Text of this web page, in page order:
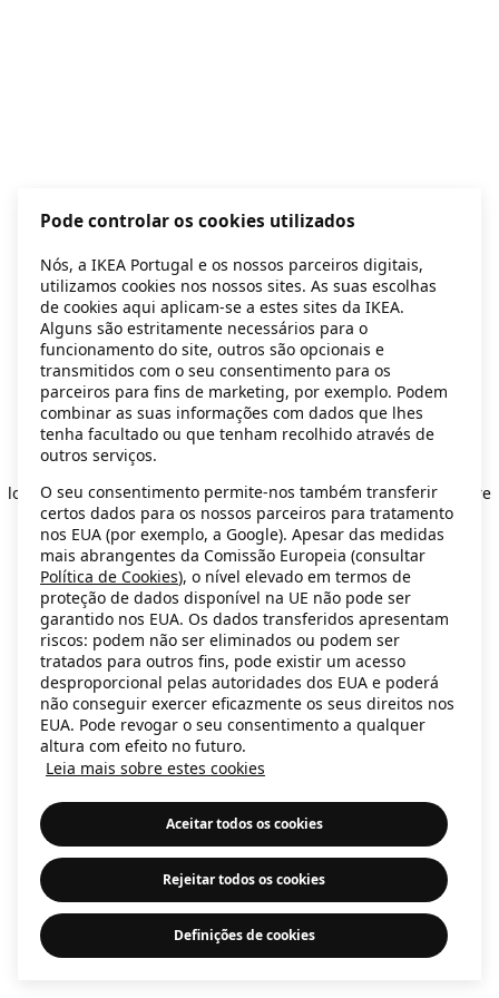
Application error: a client-side exception has occurred
loadingsecondhand.ikea.com (see the browser console for more
information).
Pode controlar os cookies utilizados
Nós, a IKEA Portugal e os nossos parceiros digitais,
utilizamos cookies nos nossos sites. As suas escolhas
de cookies aqui aplicam-se a estes sites da IKEA.
Alguns são estritamente necessários para o
funcionamento do site, outros são opcionais e
transmitidos com o seu consentimento para os
parceiros para fins de marketing, por exemplo. Podem
combinar as suas informações com dados que lhes
tenha facultado ou que tenham recolhido através de
outros serviços.
O seu consentimento permite-nos também transferir
certos dados para os nossos parceiros para tratamento
nos EUA (por exemplo, a Google). Apesar das medidas
mais abrangentes da Comissão Europeia (consultar
Política de Cookies), o nível elevado em termos de
proteção de dados disponível na UE não pode ser
garantido nos EUA. Os dados transferidos apresentam
riscos: podem não ser eliminados ou podem ser
tratados para outros fins, pode existir um acesso
desproporcional pelas autoridades dos EUA e poderá
não conseguir exercer eficazmente os seus direitos nos
EUA. Pode revogar o seu consentimento a qualquer
altura com efeito no futuro.
Leia mais sobre estes cookies
Aceitar todos os cookies
Rejeitar todos os cookies
Definições de cookies